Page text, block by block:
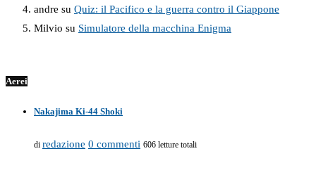
andre su Quiz: il Pacifico e la guerra contro il Giappone
Milvio su Simulatore della macchina Enigma
Aerei
Nakajima Ki-44 Shoki
di redazione 0 commenti 606 letture totali